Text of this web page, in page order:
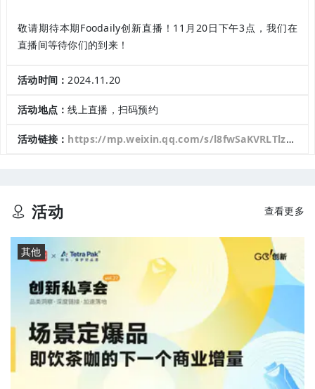
敬请期待本期Foodaily创新直播！11月20日下午3点，我们在
直播间等待你们的到来！
活动时间： 2024.11.20
活动地点：线上直播，扫码预约
活动链接： https://mp.weixin.qq.com/s/l8fwSaKVRLTlzOj5RdF4Kw
活动 查看更多
其他